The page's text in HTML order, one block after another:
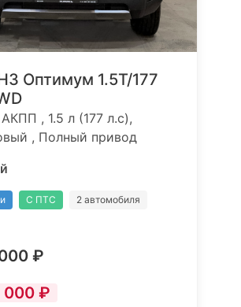
Оптимум 1.5T/177
, 1.5 л (177 л.с),
, Полный привод
С ПТС 2 автомобиля
₽
000 ₽